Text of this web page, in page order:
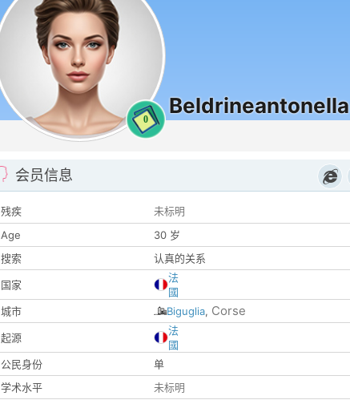
0
Beldrineantonella
会员信息
残疾
未标明
Age
30 岁
搜索
认真的关系
国家
法
國
城市
Biguglia, Corse
起源
法
國
公民身份
单
学术水平
未标明